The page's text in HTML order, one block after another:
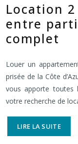
Location
entre
complet
Louer un
prisée de la Côte
vous apporte toutes
votre recherche de
LIRE LA SUITE